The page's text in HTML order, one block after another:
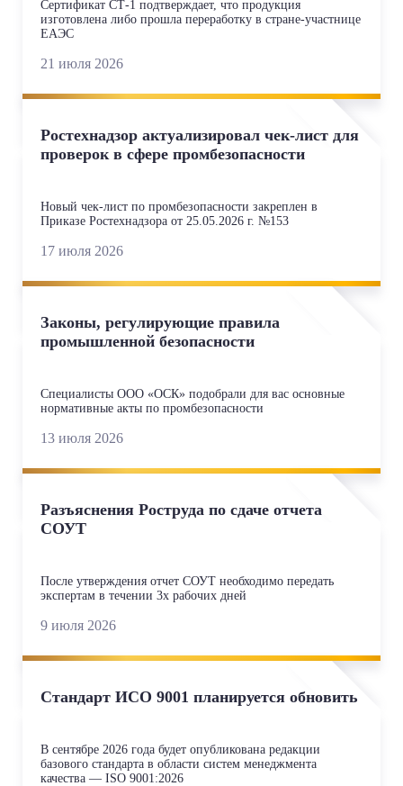
Сертификат СТ-1 подтверждает, что продукция
изготовлена либо прошла переработку в стране-участнице
ЕАЭС
21 июля 2026
Ростехнадзор актуализировал чек-лист для
проверок в сфере промбезопасности
Новый чек-лист по промбезопасности закреплен в
Приказе Ростехнадзора от 25.05.2026 г. №153
17 июля 2026
Законы, регулирующие правила
промышленной безопасности
Специалисты ООО «ОСК» подобрали для вас основные
нормативные акты по промбезопасности
13 июля 2026
Разъяснения Роструда по сдаче отчета
СОУТ
После утверждения отчет СОУТ необходимо передать
экспертам в течении 3х рабочих дней
9 июля 2026
Стандарт ИСО 9001 планируется обновить
В сентябре 2026 года будет опубликована редакции
базового стандарта в области систем менеджмента
качества — ISO 9001:2026